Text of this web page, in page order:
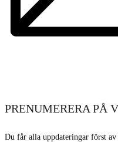
PRENUMERERA PÅ
Du får alla uppdateringar först av